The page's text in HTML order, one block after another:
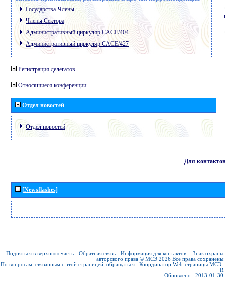
Государства-Члены
Члены Сектора
Административный циркуляр CACE/404
Административный циркуляр CACE/427
Регистрация делегатов
Относящиеся конференции
Отдел новостей
Отдел новостей
Для контактов
[Newsflashes]
Подняться в верхнюю часть - Обратная связь - Информация для контактов - Знак охраны
авторского права © МСЭ 2026 Все права сохранены
По вопросам, связанным с этой страницей, обращаться : Координатор Web-страницы МСЭ-
R
Обновлено : 2013-01-30